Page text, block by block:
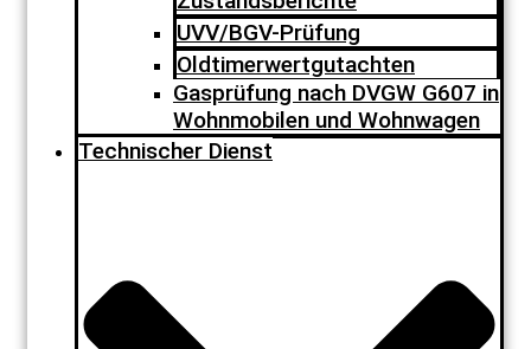
UVV/BGV-Prüfung
Oldtimerwertgutachten
Gasprüfung nach DVGW G607 in
Wohnmobilen und Wohnwagen
Technischer Dienst